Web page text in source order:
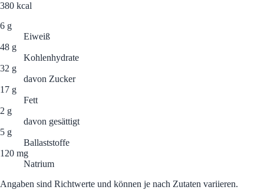
380 kcal
6 g
Eiweiß
48 g
Kohlenhydrate
32 g
davon Zucker
17 g
Fett
2 g
davon gesättigt
5 g
Ballaststoffe
120 mg
Natrium
Angaben sind Richtwerte und können je nach Zutaten variieren.